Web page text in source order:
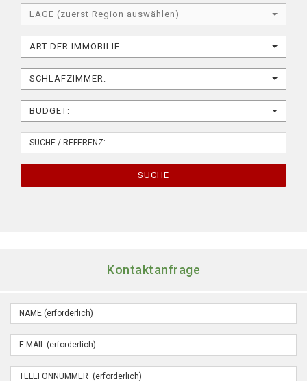
LAGE (zuerst Region auswählen)
ART DER IMMOBILIE:
SCHLAFZIMMER:
BUDGET:
SUCHE
Kontaktanfrage